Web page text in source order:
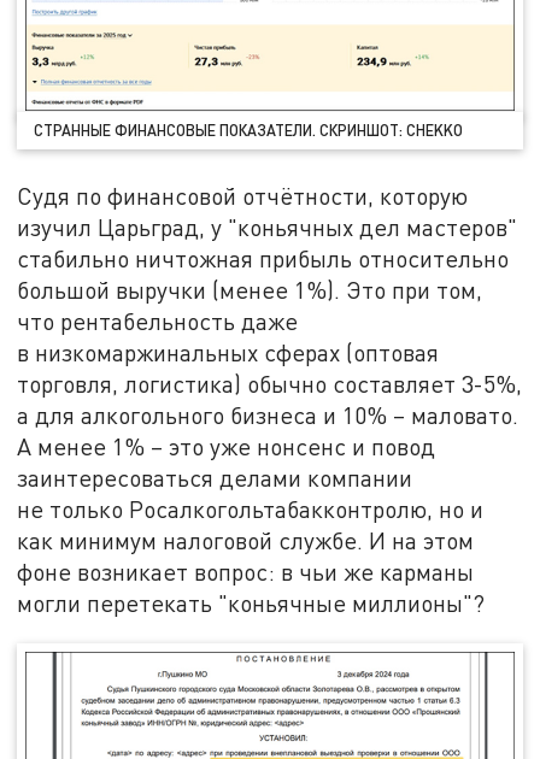
СТРАННЫЕ ФИНАНСОВЫЕ ПОКАЗАТЕЛИ. СКРИНШОТ: CHEKKO
Судя по финансовой отчётности, которую
изучил Царьград, у "коньячных дел мастеров"
стабильно ничтожная прибыль относительно
большой выручки (менее 1%). Это при том,
что рентабельность даже
в низкомаржинальных сферах (оптовая
торговля, логистика) обычно составляет 3-5%,
а для алкогольного бизнеса и 10% – маловато.
А менее 1% – это уже нонсенс и повод
заинтересоваться делами компании
не только Росалкогольтабакконтролю, но и
как минимум налоговой службе. И на этом
фоне возникает вопрос: в чьи же карманы
могли перетекать "коньячные миллионы"?